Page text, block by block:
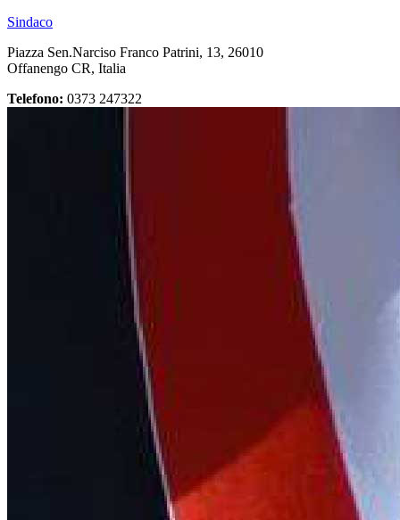
Sindaco
Piazza Sen.Narciso Franco Patrini, 13, 26010
Offanengo CR, Italia
Telefono: 0373 247322